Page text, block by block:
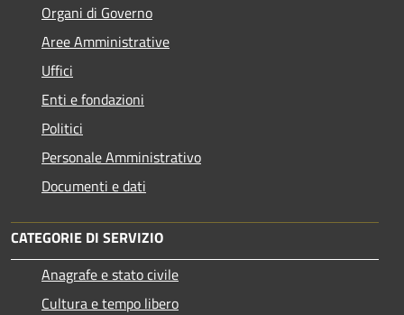
Organi di Governo
Aree Amministrative
Uffici
Enti e fondazioni
Politici
Personale Amministrativo
Documenti e dati
CATEGORIE DI SERVIZIO
Anagrafe e stato civile
Cultura e tempo libero